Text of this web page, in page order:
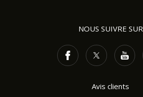
NOUS SUIVRE SUR
Avis clients